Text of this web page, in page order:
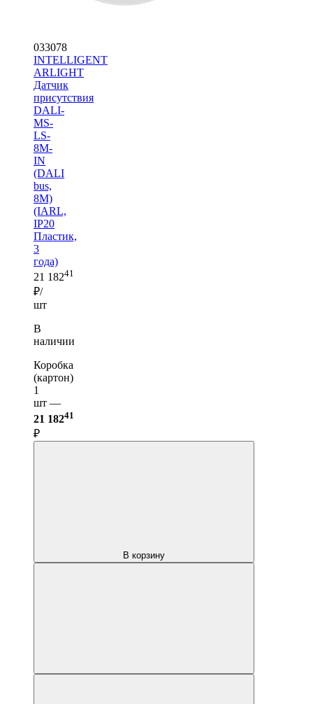
033078
INTELLIGENT
ARLIGHT
Датчик
присутствия
DALI-
MS-
LS-
8M-
IN
(DALI
bus,
8М)
(IARL,
IP20
Пластик,
3
года)
21 18241
₽/
шт
В
наличии
Коробка
(картон)
1
шт —
21 18241
₽
В корзину